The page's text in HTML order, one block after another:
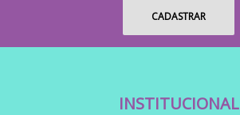
INSTITUCIONAL